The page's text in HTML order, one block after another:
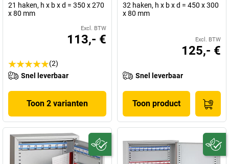
21 haken, h x b x d = 350 x 270
x 80 mm
Excl. BTW
113,- €
(2)
Snel leverbaar
Toon 2 varianten
32 haken, h x b x d = 450 x 300
x 80 mm
Excl. BTW
125,- €
Snel leverbaar
Toon product